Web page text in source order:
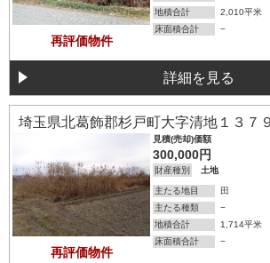
再評価物件
地積合計
2,010平米
床面積合計
−
詳細を見る
埼玉県北葛飾郡杉戸町大字清地１３７
再評価物件
見積(売却)価額
300,000円
財産種別 土地
主たる地目
田
主たる種類
−
地積合計
1,714平米
床面積合計
−